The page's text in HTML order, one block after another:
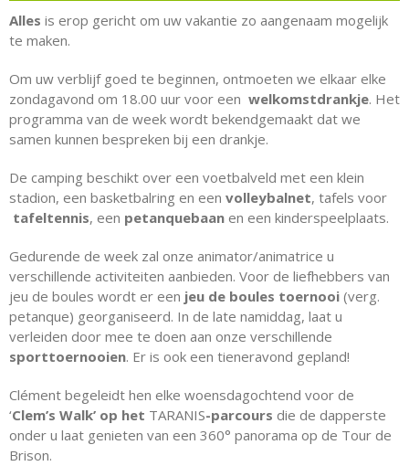
Alles is erop gericht om uw vakantie zo aangenaam mogelijk
te maken.
Om uw verblijf goed te beginnen, ontmoeten we elkaar elke
zondagavond om 18.00 uur voor een welkomstdrankje. Het
programma van de week wordt bekendgemaakt dat we
samen kunnen bespreken bij een drankje.
De camping beschikt over een voetbalveld met een klein
stadion, een basketbalring en een volleybalnet, tafels voor
tafeltennis, een petanquebaan en een kinderspeelplaats.
Gedurende de week zal onze animator/animatrice u
verschillende activiteiten aanbieden. Voor de liefhebbers van
jeu de boules wordt er een jeu de boules toernooi(verg.
petanque) georganiseerd. In de late namiddag, laat u
verleiden door mee te doen aan onze verschillende
sporttoernooien. Er is ook een tieneravond gepland!
Clément begeleidt hen elke woensdagochtend voor de
‘Clem’s Walk’ op het TARANIS-parcours die de dapperste
onder u laat genieten van een 360° panorama op de Tour de
Brison.